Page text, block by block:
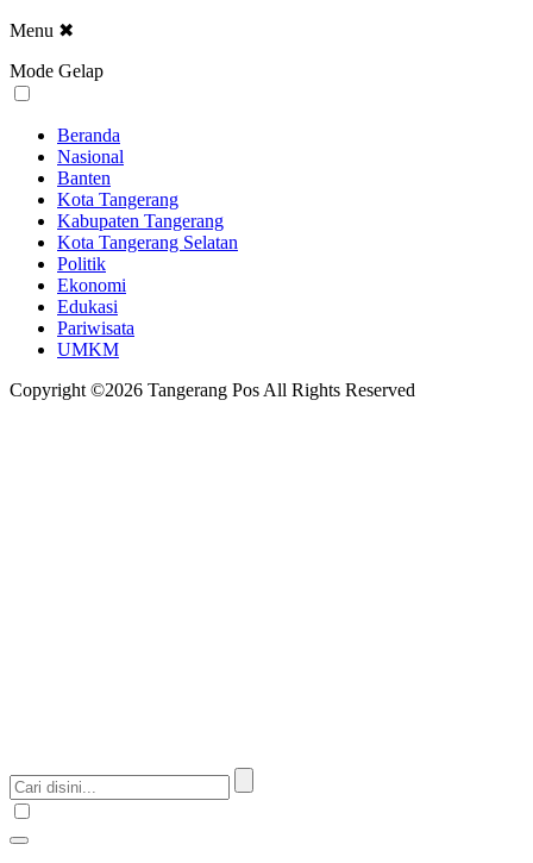
Menu ✖
Mode Gelap
Beranda
Nasional
Banten
Kota Tangerang
Kabupaten Tangerang
Kota Tangerang Selatan
Politik
Ekonomi
Edukasi
Pariwisata
UMKM
Copyright ©2026 Tangerang Pos All Rights Reserved